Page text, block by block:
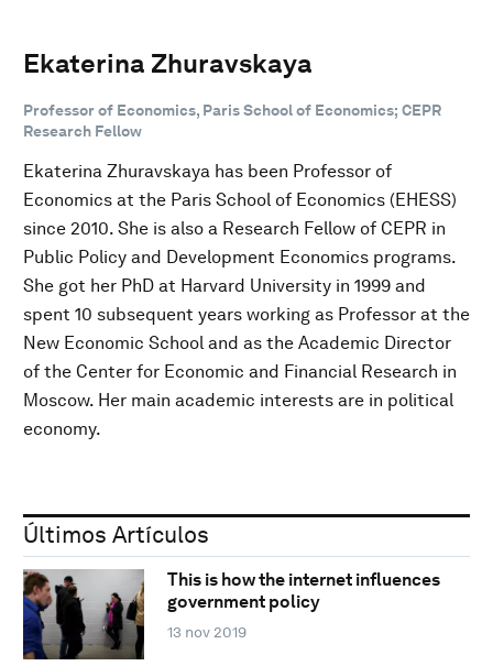
Ekaterina Zhuravskaya
Professor of Economics, Paris School of Economics; CEPR
Research Fellow
Ekaterina Zhuravskaya has been Professor of
Economics at the Paris School of Economics (EHESS)
since 2010. She is also a Research Fellow of CEPR in
Public Policy and Development Economics programs.
She got her PhD at Harvard University in 1999 and
spent 10 subsequent years working as Professor at the
New Economic School and as the Academic Director
of the Center for Economic and Financial Research in
Moscow. Her main academic interests are in political
economy.
Últimos Artículos
This is how the internet influences
government policy
13 nov 2019